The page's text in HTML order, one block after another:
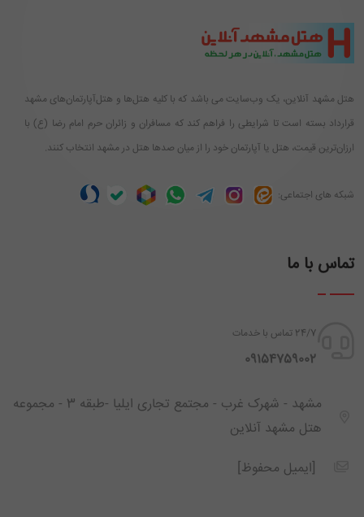
هتل مشهد آنلاین، یک وب‌سایت می باشد که با کلیه هتل‌ها و هتل‌آپارتمان‌های مشهد
قرارداد بسته است تا شرایطی را فراهم کند که مسافران و زائران حرم امام رضا (ع) با
ارزان‌ترین قیمت، هتل یا آپارتمان خود را از میان صدها هتل در مشهد انتخاب کنند.
شبکه های اجتماعی:
تماس با ما
24/7 تماس با خدمات
‪ 09154759002
مشهد - شهرک غرب - مجتمع تجاری ایلیا -طبقه 3 - مجموعه
هتل مشهد آنلاین
[ایمیل محفوظ]